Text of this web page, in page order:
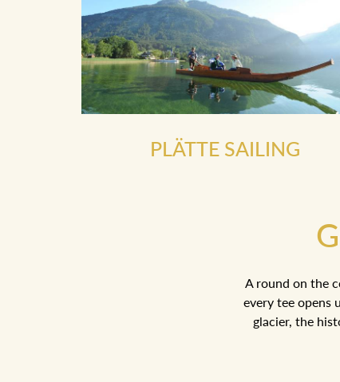
PLÄTTE SAILING
A round on the
every tee opens
glacier, the